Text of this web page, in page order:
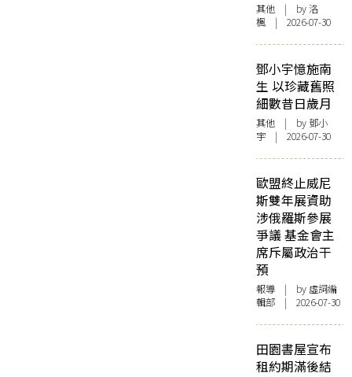
其他 | by洛
楓 | 2026-07-30
鄧小宇憶施南
生 以珍藏舊照
細數昔日歲月
其他 | by 鄧小
宇 | 2026-07-30
歐盟終止威尼
斯雙年展資助
涉俄羅斯參展
爭議 基金會主
席斥屬政治干
預
報導 | by 虛詞編
輯部 | 2026-07-30
田園書屋宣布
租約期滿後結